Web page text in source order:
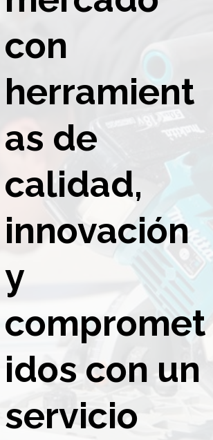
con
herramient
as de
calidad,
innovación
y
compromet
idos con un
servicio